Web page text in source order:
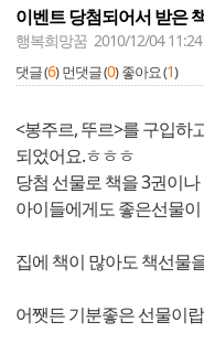
이벤트 당첨되어서 받은
행복희망꿈 2010/12/04 11:24
댓글 (6) 먼댓글 (0) 좋아요 (1)
<봉주르, 뚜르>를 구입하
되었어요.ㅎㅎㅎ
당첨 선물로 책을 3권이
아이들에게도 좋은선물
집에 책이 많아도 책선물
어쨋든 기분좋은 선물이